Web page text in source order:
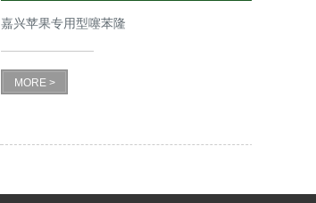
嘉兴苹果专用型噻苯隆
MORE >